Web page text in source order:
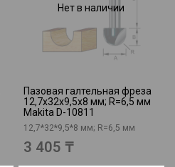
Нет в наличии
Пазовая галтельная фреза
12,7х32х9,5х8 мм; R=6,5 мм
Makita D-10811
12,7*32*9,5*8 мм; R=6,5 мм
3 405 ₸